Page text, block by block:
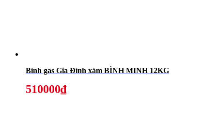
Bình gas Gia Đình xám BÌNH MINH 12KG
510000₫